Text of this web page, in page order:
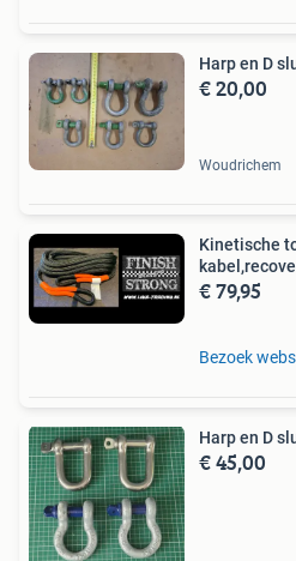
Harp en D
€ 20,00
Woudrichem
Kinetische
€ 79,95
Bezoek
Harp en D
€ 45,00